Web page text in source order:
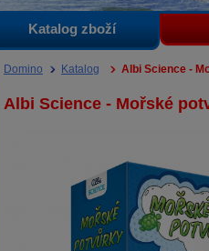
Katalog zboží
Domino Katalog Albi Science -
Albi Science - Mořské